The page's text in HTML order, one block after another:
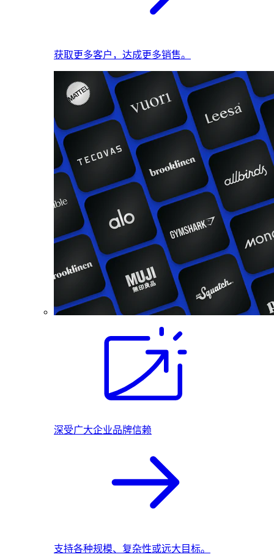
获取更多客户，达成更多销售。
深受广大企业品牌信赖
支持各种规模、复杂性或远大目标。